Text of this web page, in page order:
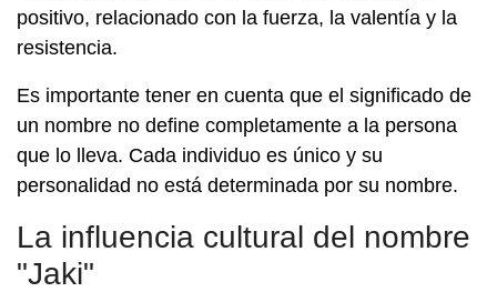
positivo, relacionado con la fuerza, la valentía y la
resistencia.
Es importante tener en cuenta que el significado de
un nombre no define completamente a la persona
que lo lleva. Cada individuo es único y su
personalidad no está determinada por su nombre.
La influencia cultural del nombre
"Jaki"